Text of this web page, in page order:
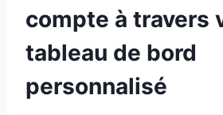
compte à travers
tableau de bord
personnalisé